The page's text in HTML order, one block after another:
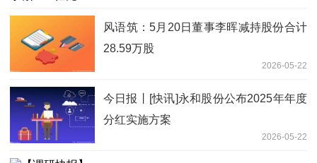
风语筑：5月20日董事李晖减持股份合计
28.59万股
2026-05-22
今日报丨[快讯]永和股份公布2025年年度
分红实施方案
2026-05-22